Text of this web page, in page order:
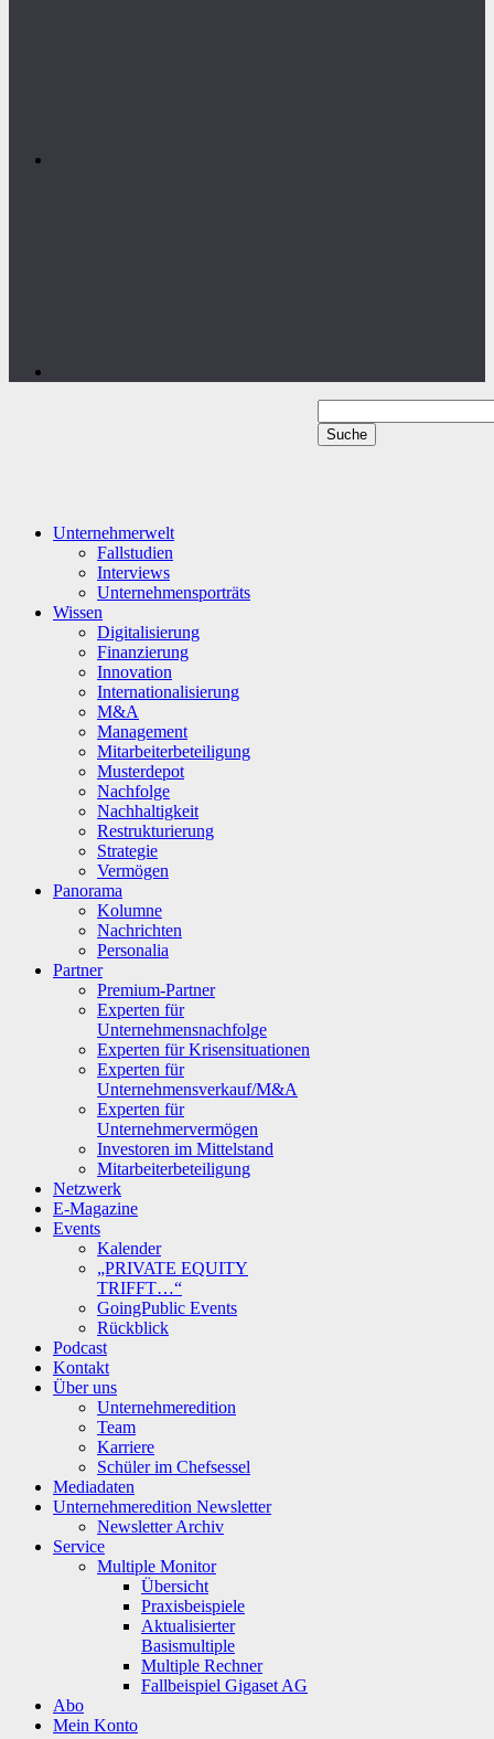
Unternehmerwelt
Fallstudien
Interviews
Unternehmensporträts
Wissen
Digitalisierung
Finanzierung
Innovation
Internationalisierung
M&A
Management
Mitarbeiterbeteiligung
Musterdepot
Nachfolge
Nachhaltigkeit
Restrukturierung
Strategie
Vermögen
Panorama
Kolumne
Nachrichten
Personalia
Partner
Premium-Partner
Experten für
Unternehmensnachfolge
Experten für Krisensituationen
Experten für
Unternehmensverkauf/M&A
Experten für
Unternehmervermögen
Investoren im Mittelstand
Mitarbeiterbeteiligung
Netzwerk
E-Magazine
Events
Kalender
„PRIVATE EQUITY
TRIFFT…“
GoingPublic Events
Rückblick
Podcast
Kontakt
Über uns
Unternehmeredition
Team
Karriere
Schüler im Chefsessel
Mediadaten
Unternehmeredition Newsletter
Newsletter Archiv
Service
Multiple Monitor
Übersicht
Praxisbeispiele
Aktualisierter
Basismultiple
Multiple Rechner
Fallbeispiel Gigaset AG
Abo
Mein Konto